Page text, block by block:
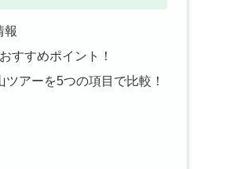
報
すすめポイント！
アーを5つの項目で比較！